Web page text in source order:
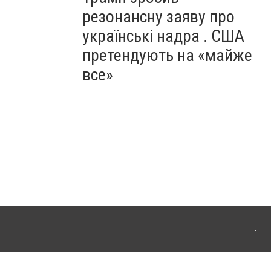
резонансну заяву про
українські надра . США
претендують на «майже
все»